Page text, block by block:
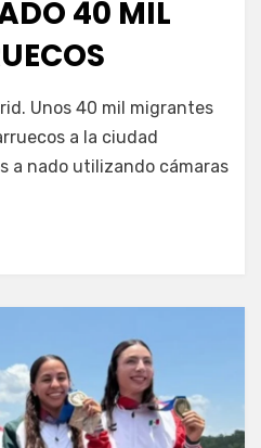
40 MIL
Unos 40 mil migrantes
a la ciudad
a nado utilizando cámaras